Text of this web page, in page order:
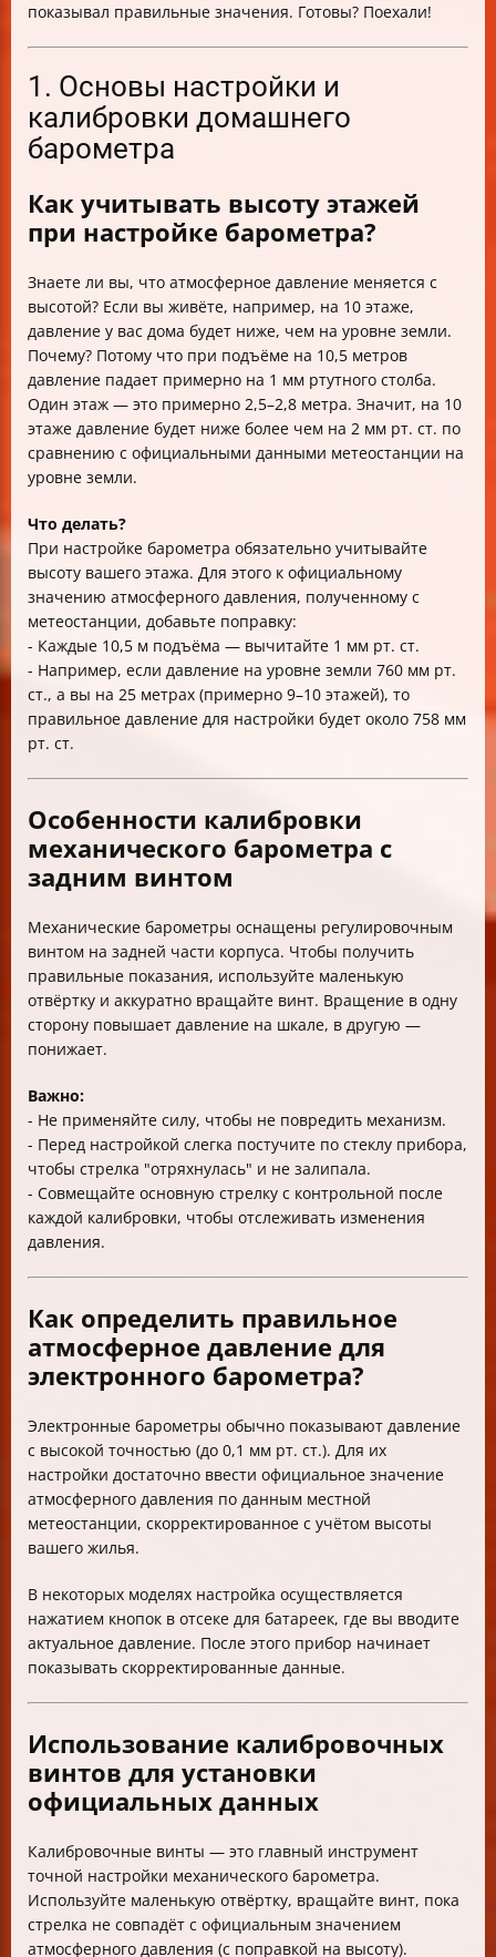
показывал правильные значения. Готовы? Поехали!
1. Основы настройки и
калибровки домашнего
барометра
Как учитывать высоту этажей
при настройке барометра?
Знаете ли вы, что атмосферное давление меняется с
высотой? Если вы живёте, например, на 10 этаже,
давление у вас дома будет ниже, чем на уровне земли.
Почему? Потому что при подъёме на 10,5 метров
давление падает примерно на 1 мм ртутного столба.
Один этаж — это примерно 2,5–2,8 метра. Значит, на 10
этаже давление будет ниже более чем на 2 мм рт. ст. по
сравнению с официальными данными метеостанции на
уровне земли.
Что делать?
При настройке барометра обязательно учитывайте
высоту вашего этажа. Для этого к официальному
значению атмосферного давления, полученному с
метеостанции, добавьте поправку:
- Каждые 10,5 м подъёма — вычитайте 1 мм рт. ст.
- Например, если давление на уровне земли 760 мм рт.
ст., а вы на 25 метрах (примерно 9–10 этажей), то
правильное давление для настройки будет около 758 мм
рт. ст.
Особенности калибровки
механического барометра с
задним винтом
Механические барометры оснащены регулировочным
винтом на задней части корпуса. Чтобы получить
правильные показания, используйте маленькую
отвёртку и аккуратно вращайте винт. Вращение в одну
сторону повышает давление на шкале, в другую —
понижает.
Важно:
- Не применяйте силу, чтобы не повредить механизм.
- Перед настройкой слегка постучите по стеклу прибора,
чтобы стрелка "отряхнулась" и не залипала.
- Совмещайте основную стрелку с контрольной после
каждой калибровки, чтобы отслеживать изменения
давления.
Как определить правильное
атмосферное давление для
электронного барометра?
Электронные барометры обычно показывают давление
с высокой точностью (до 0,1 мм рт. ст.). Для их
настройки достаточно ввести официальное значение
атмосферного давления по данным местной
метеостанции, скорректированное с учётом высоты
вашего жилья.
В некоторых моделях настройка осуществляется
нажатием кнопок в отсеке для батареек, где вы вводите
актуальное давление. После этого прибор начинает
показывать скорректированные данные.
Использование калибровочных
винтов для установки
официальных данных
Калибровочные винты — это главный инструмент
точной настройки механического барометра.
Используйте маленькую отвёртку, вращайте винт, пока
стрелка не совпадёт с официальным значением
атмосферного давления (с поправкой на высоту).